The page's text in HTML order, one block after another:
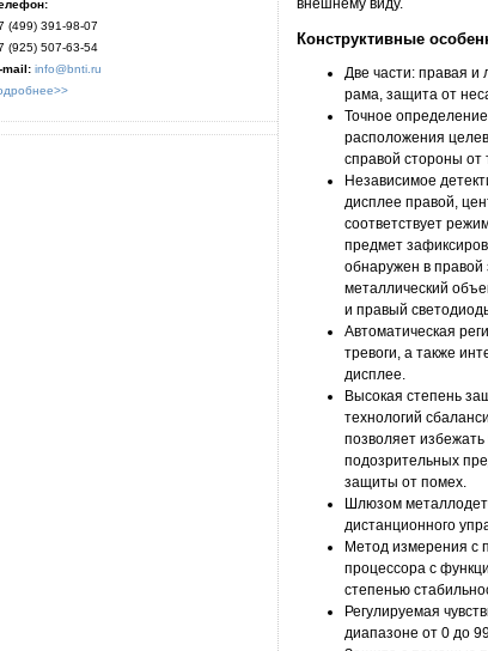
(499) 391-98-07
(925) 507-63-54
mail: info@bnti.ru
внешнему виду.
Конструктивные
Две части: правая и
рама, защита от
Точное
расположения
справой стороны от
Независимое
дисплее правой,
соответствует
предмет
обнаружен в правой
металлический
и правый
Aвтоматическая
тревоги, а также
дисплее.
Высокая степень
технологий
позволяет
подозрительных
защиты от помех.
Шлюзом
дистанционного
Метод измерения с
процессора с
степенью
Регулируемая
диапазоне от 0 до